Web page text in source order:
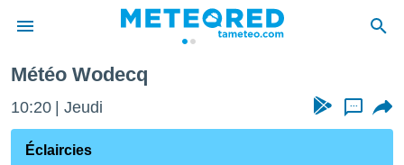
de
Météo Wodecq
10:20 Jeudi ...
Éclaircies